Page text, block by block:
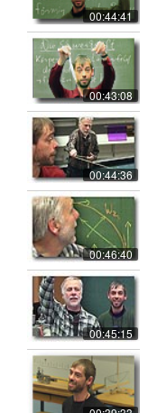
00:44:41
00:43:08
00:44:36
00:46:40
00:45:15